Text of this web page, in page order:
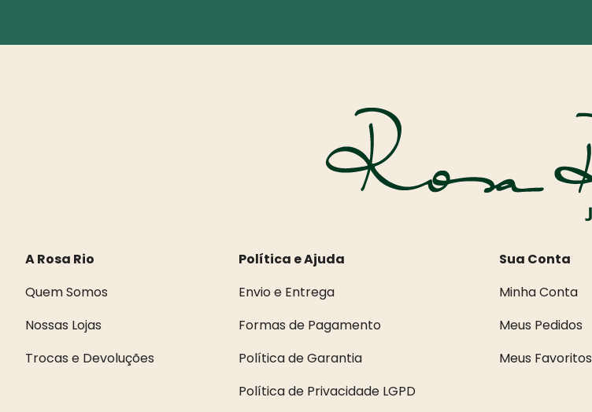
A Rosa Rio
Quem Somos
Nossas Lojas
Trocas e Devoluções
Política e Ajuda
Envio e Entrega
Formas de Pagamento
Política de Garantia
Política de Privacidade LGPD
Sua Conta
Minha Conta
Meus Pedidos
Meus Favoritos